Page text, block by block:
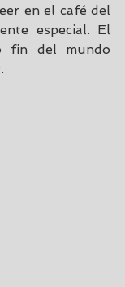
en el café del
especial. El
fin del mundo